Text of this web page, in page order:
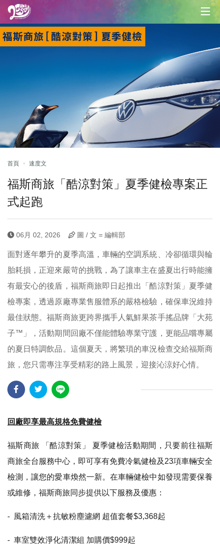
首頁 速度文
福斯商旅「酷涼對策」夏季健檢專案正
式起跑
06月 02, 2026 圖 / 文 = 編輯部
面對逐年攀升的夏季高溫，車輛的空調系統、冷卻循環與輪
胎耗損，正迎來嚴苛的挑戰，為了讓車主在盛夏出行時能擁
有最安心的後盾，福斯商旅即日起推出「酷涼對策」夏季健
檢專案，透過原廠專業售服體系的嚴格檢驗，確保車況維持
最佳狀態。福斯商旅更跨界攜手人氣鮮果茶手搖品牌「大苑
子™」，活動期間回廠不僅能體驗專業守護，更能品嚐專屬
的夏日特調飲品。這個夏天，將繁瑣的車況檢查交給福斯商
旅，您只需專注享受精彩的路上風景，迎接沁涼好心情。
回廠即享最高規格免費健檢
福斯商旅 「酷涼對策」 夏季健檢活動期間，只要前往福斯
商旅全台服務中心，即可享有免費冷氣健檢及23項車輛安全
檢測，讓您的愛車煥然一新。在車輛健檢中如發現需要保養
或維修，福斯商旅同步提供以下服務及優惠：
- 風箱清洗＋抗敏粉塵濾網 超值套餐$3,368起
- 車室雙效淨化清潔組 加購價$999起